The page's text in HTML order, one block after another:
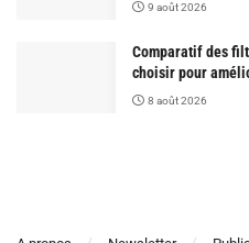
9 août 2026
Comparatif des
choisir pour
8 août 2026